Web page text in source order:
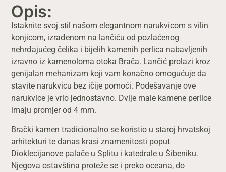
Opis:
Istaknite svoj stil našom elegantnom narukvicom s vilin
konjicom, izrađenom na lančiću od pozlaćenog
nehrđajućeg čelika i bijelih kamenih perlica nabavljenih
izravno iz kamenoloma otoka Brača. Lančić prolazi kroz
genijalan mehanizam koji vam konačno omogućuje da
stavite narukvicu bez ičije pomoći. Podešavanje ove
narukvice je vrlo jednostavno. Dvije male kamene perlice
imaju promjer od 4 mm.
Brački kamen tradicionalno se koristio u staroj hrvatskoj
arhitekturi te danas krasi znamenitosti poput
Dioklecijanove palače u Splitu i katedrale u Šibeniku.
Njegova ostavština proteže se i preko oceana, do